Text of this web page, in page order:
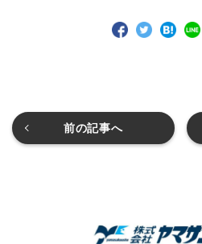
前の記事へ